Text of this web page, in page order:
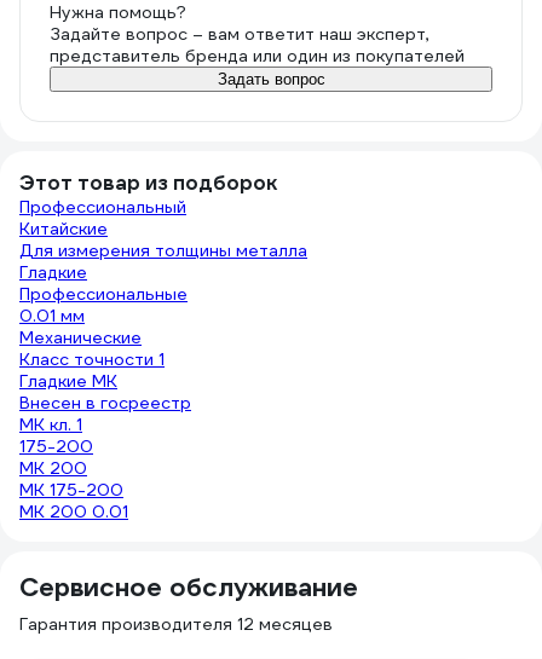
Нужна помощь?
Задайте вопрос – вам ответит наш эксперт,
представитель бренда или один из покупателей
Задать вопрос
Этот товар из подборок
Профессиональный
Китайские
Для измерения толщины металла
Гладкие
Профессиональные
0.01 мм
Механические
Класс точности 1
Гладкие МК
Внесен в госреестр
МК кл. 1
175-200
МК 200
МК 175-200
МК 200 0.01
Сервисное обслуживание
Гарантия производителя 12 месяцев